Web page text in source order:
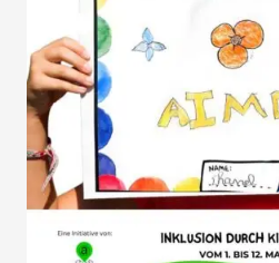
Durch ihre Zeichnung
der Liebe an alle Menschen
Diese einfache, aber